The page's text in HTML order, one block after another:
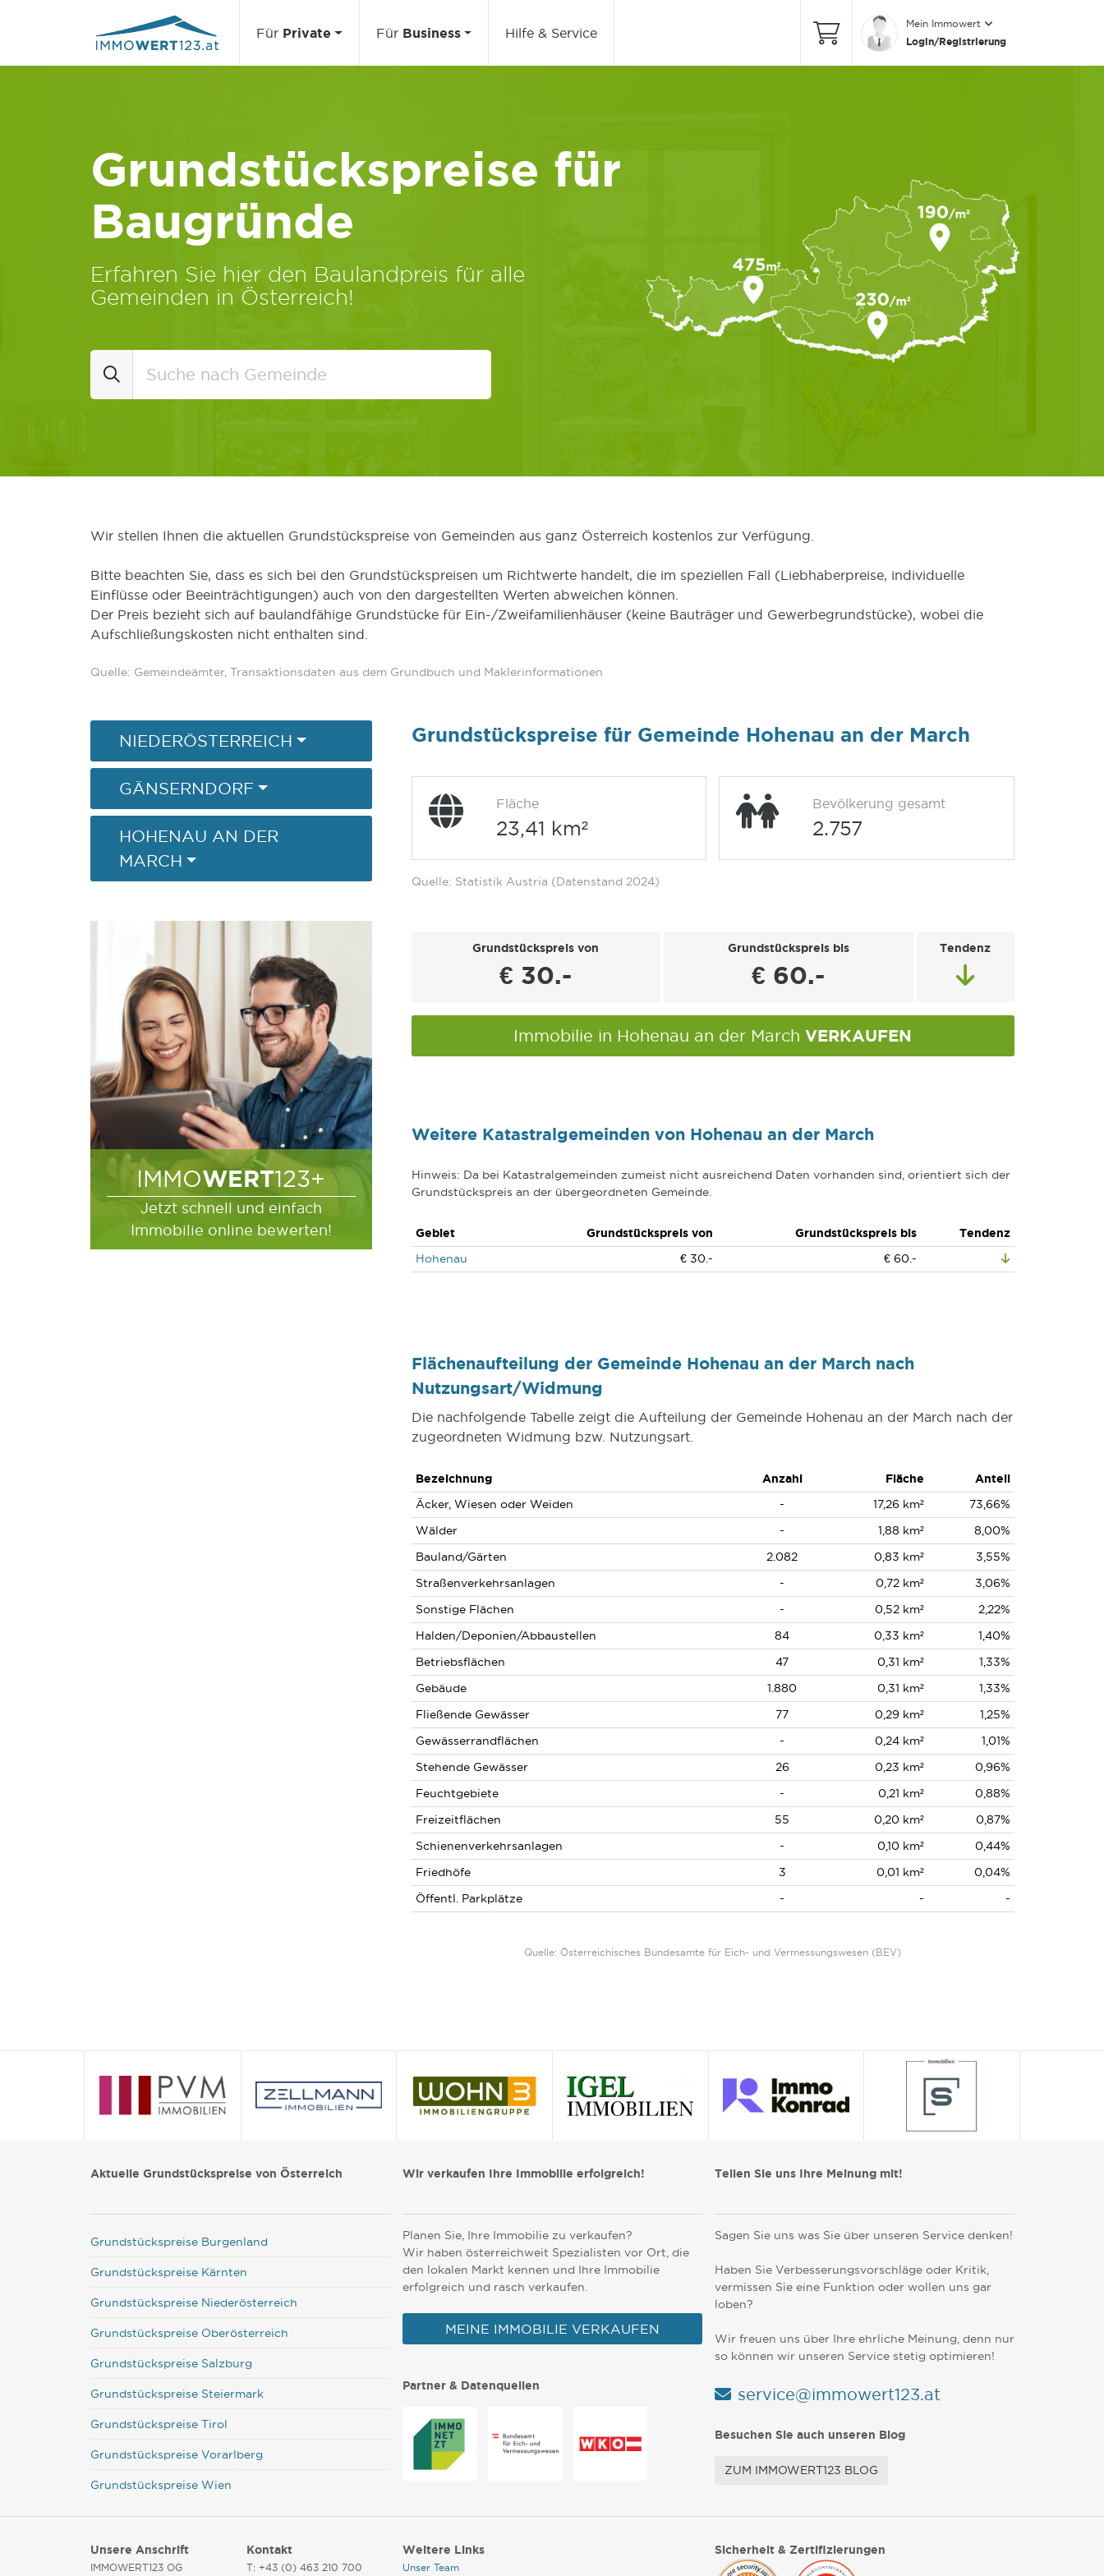
Für Private Für Business Hilfe & Service
Mein Immowert
Login/Registrierung
Grundstückspreise für
Baugründe
Erfahren Sie hier den Baulandpreis für alle
Gemeinden in Österreich!
Wir stellen Ihnen die aktuellen Grundstückspreise von Gemeinden aus ganz Österreich kostenlos zur Verfügung.
Bitte beachten Sie, dass es sich bei den Grundstückspreisen um Richtwerte handelt, die im speziellen Fall (Liebhaberpreise, individuelle
Einflüsse oder Beeinträchtigungen) auch von den dargestellten Werten abweichen können.
Der Preis bezieht sich auf baulandfähige Grundstücke für Ein-/Zweifamilienhäuser (keine Bauträger und Gewerbegrundstücke), wobei die
Aufschließungskosten nicht enthalten sind.
Quelle: Gemeindeämter, Transaktionsdaten aus dem Grundbuch und Maklerinformationen
NIEDERÖSTERREICH
GÄNSERNDORF
HOHENAU AN DER
MARCH
IMMOWERT123+
Jetzt schnell und einfach
Immobilie online bewerten!
Grundstückspreise für Gemeinde Hohenau an der March
Fläche
23,41 km²
Bevölkerung gesamt
2.757
Quelle: Statistik Austria (Datenstand 2024)
Grundstückspreis von
€ 30.-
Grundstückspreis bis
€ 60.-
Tendenz
Immobilie in Hohenau an der March VERKAUFEN
Weitere Katastralgemeinden von Hohenau an der March
Hinweis: Da bei Katastralgemeinden zumeist nicht ausreichend Daten vorhanden sind, orientiert sich der
Grundstückspreis an der übergeordneten Gemeinde.
Gebiet Grundstückspreis von Grundstückspreis bis
Tendenz
Hohenau
€ 30.- € 60.-
Flächenaufteilung der Gemeinde Hohenau an der March nach
Nutzungsart/Widmung
Die nachfolgende Tabelle zeigt die Aufteilung der Gemeinde Hohenau an der March nach der
zugeordneten Widmung bzw. Nutzungsart.
Bezeichnung Anzahl Fläche
Anteil
Äcker, Wiesen oder Weiden
- 17,26 km²
73,66%
Wälder
- 1,88 km²
8,00%
Bauland/Gärten
2.082 0,83 km²
3,55%
Straßenverkehrsanlagen
- 0,72 km²
3,06%
Sonstige Flächen
- 0,52 km²
2,22%
Halden/Deponien/Abbaustellen
84 0,33 km²
1,40%
Betriebsflächen
47 0,31 km²
1,33%
Gebäude
1.880 0,31 km²
1,33%
Fließende Gewässer
77 0,29 km²
1,25%
Gewässerrandflächen
- 0,24 km²
1,01%
Stehende Gewässer
26 0,23 km²
0,96%
Feuchtgebiete
- 0,21 km²
0,88%
Freizeitflächen
55 0,20 km²
0,87%
Schienenverkehrsanlagen
- 0,10 km²
0,44%
Friedhöfe
3 0,01 km²
0,04%
Öffentl. Parkplätze
- - -
Quelle: Österreichisches Bundesamte für Eich- und Vermessungswesen (BEV)
Aktuelle Grundstückspreise von Österreich
Grundstückspreise Burgenland
Grundstückspreise Kärnten
Grundstückspreise Niederösterreich
Grundstückspreise Oberösterreich
Grundstückspreise Salzburg
Grundstückspreise Steiermark
Grundstückspreise Tirol
Grundstückspreise Vorarlberg
Grundstückspreise Wien
Wir verkaufen Ihre Immobilie erfolgreich!
Planen Sie, Ihre Immobilie zu verkaufen?
Wir haben österreichweit Spezialisten vor Ort, die
den lokalen Markt kennen und Ihre Immobilie
erfolgreich und rasch verkaufen.
MEINE IMMOBILIE VERKAUFEN
Partner & Datenquellen
Teilen Sie uns Ihre Meinung mit!
Sagen Sie uns was Sie über unseren Service denken!
Haben Sie Verbesserungsvorschläge oder Kritik,
vermissen Sie eine Funktion oder wollen uns gar
loben?
Wir freuen uns über Ihre ehrliche Meinung, denn nur
so können wir unseren Service stetig optimieren!
service@immowert123.at
Besuchen Sie auch unseren Blog
ZUM IMMOWERT123 BLOG
Unsere Anschrift
IMMOWERT123 OG
Kontakt
T: +43 (0) 463 210 700
Weitere Links
Unser Team
Sicherheit & Zertifizierungen